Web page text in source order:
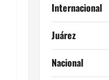
Internacional
Juárez
Nacional